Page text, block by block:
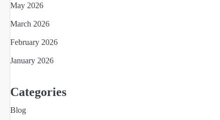
May 2026
March 2026
February 2026
January 2026
Categories
Blog